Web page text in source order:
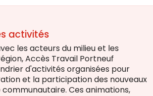
activités
les acteurs du milieu et les
Accès Travail Portneuf
d'activités organisées pour
et la participation des nouveaux
Ces animations,